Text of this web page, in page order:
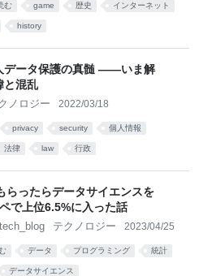
む game 歴史 インターネット
history
データ保護の真髄 ——いま解
と混乱
ノロジー 2022/03/18
privacy security 個人情報
法律 law 行政
ったらデータサイエンスを
で上位6.5%に入った話
テクノロジー 2023/04/25
データ プログラミング 統計
データサイエンス